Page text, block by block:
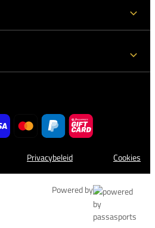
Privacybeleid Cookies
Powered by